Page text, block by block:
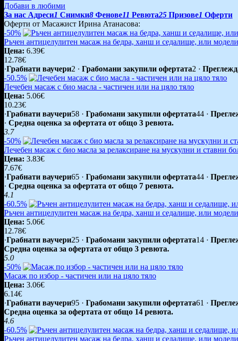
Добави в любими
За нас Адреси1 Снимки8 Фенове11 Ревюта25 Призове1 Оферти
Оферти от Масажист Ирина Атанасова:
-50%
Ръчен антицелулитен масаж на бедра, ханш и седалище, или
Цена: 6.39€
12.78€
·Грабнати ваучери2 · Грабомани закупили офертата2 ·
-50.5%
Лечебен масаж с био масла - частичен или на цяло тяло
Цена: 5.06€
10.23€
·Грабнати ваучери58 · Грабомани закупили офертата44 ·
· Средна оценка за офертата от общо 3 ревюта.
3.7
-50%
Лечебен масаж с био масла за релаксиране на мускулни и ставни
Цена: 3.83€
7.67€
·Грабнати ваучери65 · Грабомани закупили офертата44 ·
· Средна оценка за офертата от общо 7 ревюта.
4.1
-60.5%
Ръчен антицелулитен масаж на бедра, ханш и седалище, или
Цена: 5.06€
12.78€
·Грабнати ваучери25 · Грабомани закупили офертата14 ·
Средна оценка за офертата от общо 3 ревюта.
5.0
-50%
Масаж по избор - частичен или на цяло тяло
Цена: 3.06€
6.14€
·Грабнати ваучери95 · Грабомани закупили офертата61 ·
Средна оценка за офертата от общо 14 ревюта.
4.6
-60.5%
Ръчен антицелулитен масаж на бедра, ханш и седалище, или